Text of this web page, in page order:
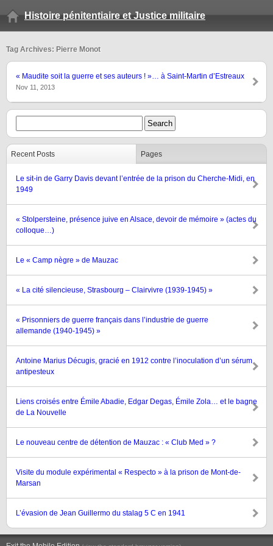
Histoire pénitentiaire et Justice militaire
Tag Archives: Pierre Monot
« Maudite soit la guerre et ses auteurs ! »… à Saint-Martin d’Estreaux
Nov 11, 2013
Recent Posts Pages
Le sit-in de Garry Davis devant l’entrée de la prison du Cherche-Midi, en
1949
« Stolpersteine, présence juive en Alsace, devoir de mémoire » (actes du
colloque…)
Le « Camp nègre » de Mauzac
« La cité silencieuse, Strasbourg – Clairvivre (1939-1945) »
« Prisonniers de guerre français dans l’industrie de guerre
allemande (1940-1945) »
Antoine Marius Décugis, gracié en 1912 contre l’inoculation d’un sérum
antipesteux
Liens croisés entre Émile Abadie, Edgar Degas, Émile Zola… et le bagne
de La Nouvelle
Le nouveau centre de détention de Mauzac : « Club Med » ?
Visite du module expérimental « Respecto » à la prison de Mont-de-
Marsan
L’évasion de Jean Guillermo du stalag 5 C en 1941